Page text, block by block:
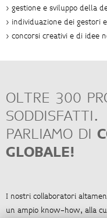
> gestione e sviluppo della
> individuazione dei gestori
> concorsi creativi e di idee
OLTRE 300
SODDISFATTI.
PARLIAMO DI
GLOBALE!
I nostri collaboratori
un ampio know-how, alla